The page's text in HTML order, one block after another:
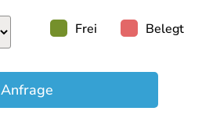
Frei Belegt
Anfrage